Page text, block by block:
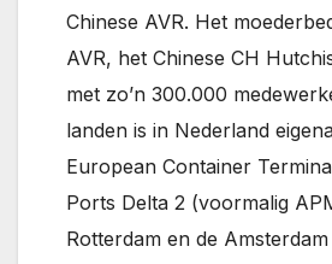
Chinese AVR. Het
AVR, het Chinese CH
met zo’n 300.000
landen is in Nederland
European Container
Ports Delta 2 (voormalig
Rotterdam en de